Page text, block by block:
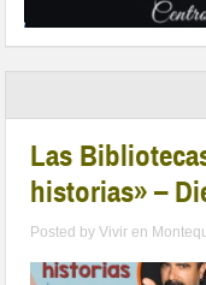
Las
historias» –
Posted byVivir en